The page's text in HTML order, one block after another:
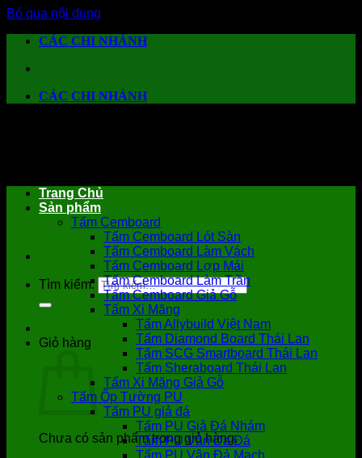
Bỏ qua nội dung
CÁC CHI NHÁNH
CÁC CHI NHÁNH
Tìm kiếm:
Giỏ hàng
Chưa có sản phẩm trong giỏ hàng.
Trang Chủ
Sản phẩm
Tấm Cemboard
Tấm Cemboard Lót Sàn
Tấm Cemboard Làm Vách
Tấm Cemboard Lợp Mái
Tấm Cemboard Làm Trần
Tấm Cemboard Giả Gỗ
Tấm Xi Măng
Tấm Allybuild Việt Nam
Tấm Diamond Board Thái Lan
Tấm SCG Smartboard Thái Lan
Tấm Sheraboard Thái Lan
Tấm Xi Măng Giả Gỗ
Tấm Ốp Tường PU
Tấm PU giả đá
Tấm PU Giả Đá Nhám
Tấm PU Vân Da Đá
Tấm PU Vân Đá Mạch